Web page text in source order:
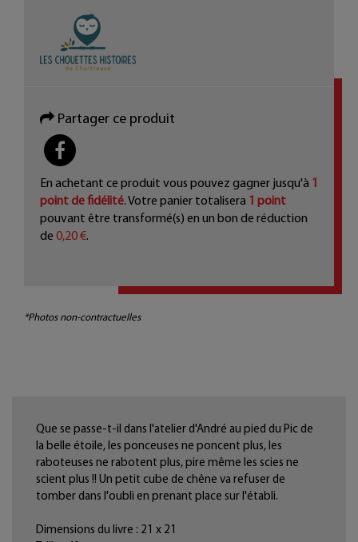
Partager ce produit
PARTAGER
En achetant ce produit vous pouvez gagner jusqu'à 1
point de fidélité. Votre panier totalisera 1 point
pouvant être transformé(s) en un bon de réduction
de 0,20 €.
*Photos non-contractuelles
Que se passe-t-il dans l'atelier d'André au pied du Pic de
la belle étoile, les ponceuses ne poncent plus, les
raboteuses ne rabotent plus, pire même les scies ne
scient plus !! Un petit cube de chêne va refuser de
tomber dans l'oubli en prenant place sur l'établi.
Dimensions du livre : 21 x 21